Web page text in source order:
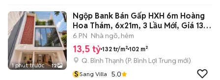
1 phút trước 12
Ngộp Bank Bán Gấp HXH 6m Hoàng
Hoa Thám, 6x21m, 3 Lầu Mới, Giá 13.5
tỷ
6 PN Nhà ngõ, hẻm
13,5 tỷ 132 tr/m² 102 m²
Q. Bình Thạnh (P. Bình Lợi Trung mới)
S Sang Villa 5.0